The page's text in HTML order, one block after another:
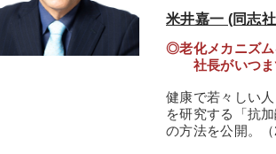
米井嘉一 (同志
◎老化メカニズム
社長がいつま
健康で若々しい
を研究する「抗
の方法を公開。